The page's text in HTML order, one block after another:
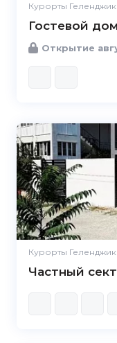
Курорты
Гостевой
Открытие
Курорты
Частный